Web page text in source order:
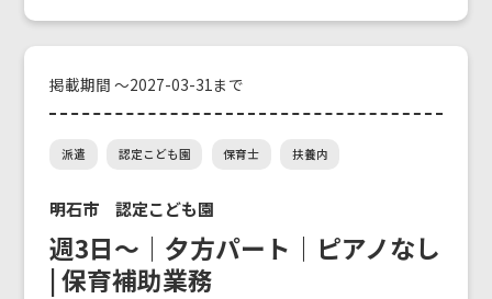
掲載期間 ～2027-03-31まで
派遣 認定こども園 保育士 扶養内
明石市 認定こども園
週3日～｜夕方パート｜ピアノなし
| 保育補助業務